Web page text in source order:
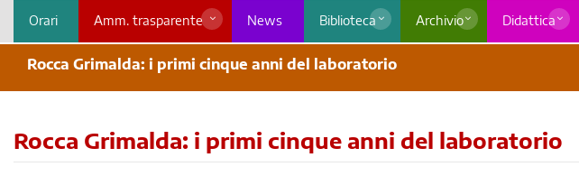
Orari Amm. trasparente News Biblioteca Archivio Didattica
Rocca Grimalda: i primi cinque anni del laboratorio
Rocca Grimalda: i primi cinque anni del laboratorio